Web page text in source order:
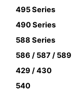
495 Series
490 Series
588 Series
586 / 587 / 589
429 / 430
540